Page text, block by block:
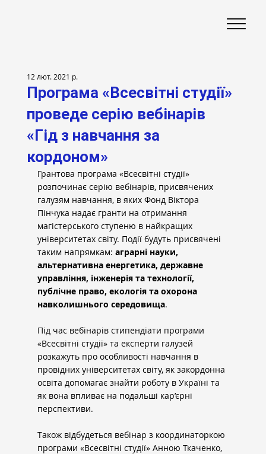
Програма «Всесвітні студії»
проведе серію вебінарів
«Гід з навчання за
кордоном»
12 лют. 2021 р.
Грантова програма «Всесвітні студії»
розпочинає серію вебінарів, присвячених
галузям навчання, в яких Фонд Віктора
Пінчука надає гранти на отримання
магістерського ступеню в найкращих
університетах світу. Події будуть присвячені
таким напрямкам: аграрні науки,
альтернативна енергетика, державне
управління, інженерія та технології,
публічне право, екологія та охорона
навколишнього середовища.
Під час вебінарів стипендіати програми
«Всесвітні студії» та експерти галузей
розкажуть про особливості навчання в
провідних університетах світу, як закордонна
освіта допомагає знайти роботу в Україні та
як вона впливає на подальші кар’єрні
перспективи.
Також відбудеться вебінар з координаторкою
програми «Всесвітні студії» Анною Ткаченко,